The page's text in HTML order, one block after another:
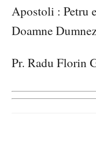
Apostoli : Petru
Doamne
Pr. Radu Florin